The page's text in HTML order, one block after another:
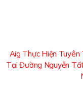
Aig Thực Hiện Tuyên
Tại Đường Nguyễn